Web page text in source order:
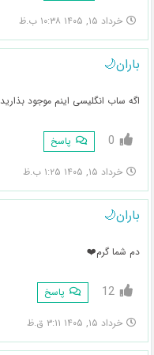
خرداد ۱۵, ۱۴۰۵ ۱۰:۳۸ ب.ظ
باران🌙
اگه ساب انگلیسی اینم موجود بذارید
0 پاسخ
خرداد ۱۵, ۱۴۰۵ ۱:۲۵ ب.ظ
باران🌙
دم شما گرم❤️
12 پاسخ
خرداد ۱۵, ۱۴۰۵ ۳:۱۱ ق.ظ